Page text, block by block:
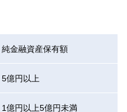
純金融資産保有額
5億円以上
1億円以上5億円未満